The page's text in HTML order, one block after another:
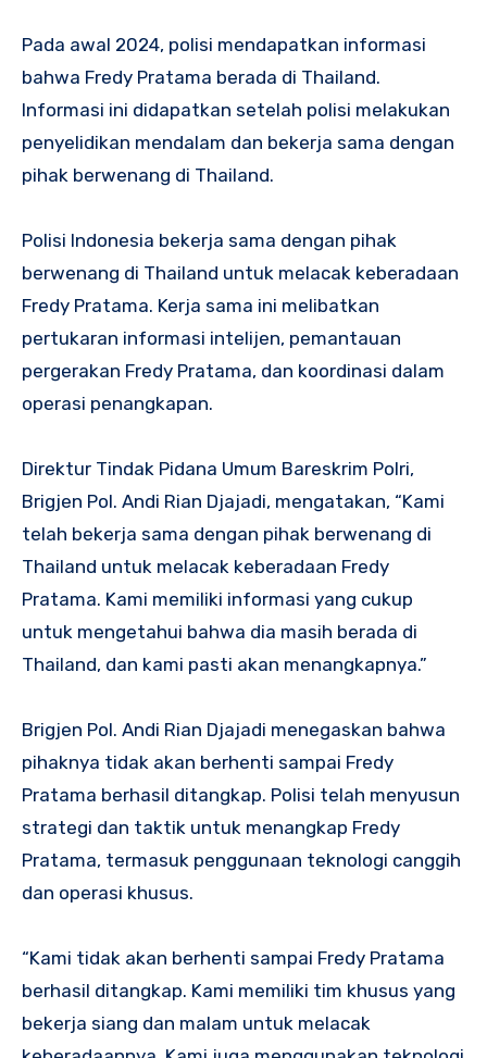
Pada awal 2024, polisi mendapatkan informasi
bahwa Fredy Pratama berada di Thailand.
Informasi ini didapatkan setelah polisi melakukan
penyelidikan mendalam dan bekerja sama dengan
pihak berwenang di Thailand.
Polisi Indonesia bekerja sama dengan pihak
berwenang di Thailand untuk melacak keberadaan
Fredy Pratama. Kerja sama ini melibatkan
pertukaran informasi intelijen, pemantauan
pergerakan Fredy Pratama, dan koordinasi dalam
operasi penangkapan.
Direktur Tindak Pidana Umum Bareskrim Polri,
Brigjen Pol. Andi Rian Djajadi, mengatakan, “Kami
telah bekerja sama dengan pihak berwenang di
Thailand untuk melacak keberadaan Fredy
Pratama. Kami memiliki informasi yang cukup
untuk mengetahui bahwa dia masih berada di
Thailand, dan kami pasti akan menangkapnya.”
Brigjen Pol. Andi Rian Djajadi menegaskan bahwa
pihaknya tidak akan berhenti sampai Fredy
Pratama berhasil ditangkap. Polisi telah menyusun
strategi dan taktik untuk menangkap Fredy
Pratama, termasuk penggunaan teknologi canggih
dan operasi khusus.
“Kami tidak akan berhenti sampai Fredy Pratama
berhasil ditangkap. Kami memiliki tim khusus yang
bekerja siang dan malam untuk melacak